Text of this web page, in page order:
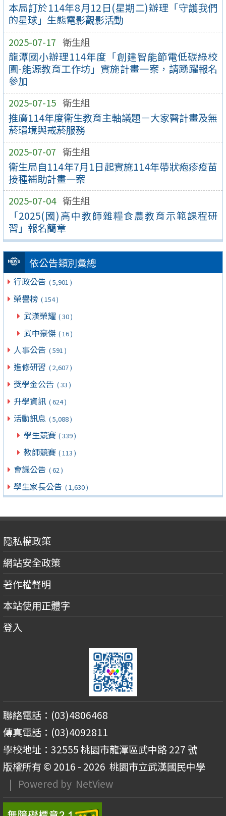
本局訂於114年8月12日(星期二)辦理「守護我們
的星球」生態電影觀影活動
2025-07-17 衛生組
龍潭國小辦理114年度「創建智能節電低碳綠校
園-能源教育工作坊」實施計畫一案，請踴躍報名
參加
2025-07-15 衛生組
推廣114年度衛生教育主軸議題－大家醫計畫及無
菸環境與戒菸服務
2025-07-07 衛生組
衛生局自114年7月1日起實施114年帶狀疱疹疫苗
接種補助計畫一案
2025-07-04 衛生組
「2025(國)高中教師雜糧食農教育示範課程研
習」報名簡章
依公告類別彙總
行政公告 ( 5,901 )
榮譽榜 ( 154 )
武漢榮耀 ( 30 )
武中豪傑 ( 16 )
人事公告 ( 591 )
進修研習 ( 2,607 )
獎學金公告 ( 33 )
升學資訊 ( 624 )
活動訊息 ( 5,088 )
學生競賽 ( 339 )
教師競賽 ( 113 )
會議公告 ( 62 )
學生家長公告 ( 1,630 )
隱私權政策
網站安全政策
著作權聲明
本站使用正體字
登入
聯絡電話：(03)4806468
傳真電話：(03)4092811
學校地址：32555 桃園市龍潭區武中路 227 號
版權所有 © 2016 - 2026 桃園市立武漢國民中學
| Powered by NetView